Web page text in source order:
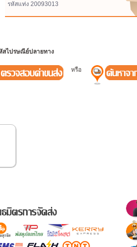
รหัสแท่ง 20093013
สไปรษณีย์ปลายทาง
หรือ